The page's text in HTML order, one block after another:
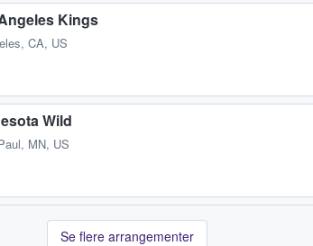
Kings
CA, US
Wild
MN, US
Se flere arrangementer